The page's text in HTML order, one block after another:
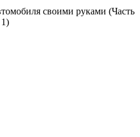
своими руками (Часть
1)